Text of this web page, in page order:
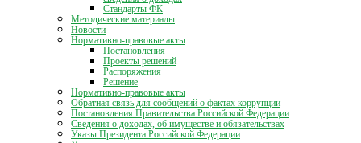
Стандарты ФК
Методические материалы
Новости
Нормативно-правовые акты
Постановления
Проекты решений
Распоряжения
Решение
Нормативно-правовые акты
Обратная связь для сообщений о фактах коррупции
Постановления Правительства Российской Федерации
Сведения о доходах, об имуществе и обязательствах
Указы Президента Российской Федерации